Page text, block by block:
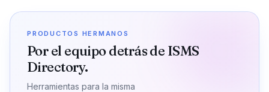
PRODUCTOS HERMANOS
Por el equipo detrás de ISMS
Directory.
Herramientas para la misma